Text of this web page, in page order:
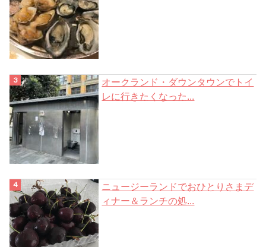
オークランド・ダウンタウンでトイ
レに行きたくなった...
ニュージーランドでおひとりさまデ
ィナー＆ランチの処...